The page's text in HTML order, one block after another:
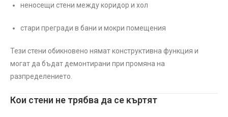
неносещи стени между коридор и хол
стари прегради в бани и мокри помещения
Тези стени обикновено нямат конструктивна функция и
могат да бъдат демонтирани при промяна на
разпределението.
Кои стени не трябва да се къртят